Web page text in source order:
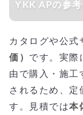
YKK APの参
カタログや公式
価） です。実際
由で購入・施工
されるため、定
す。見積では本